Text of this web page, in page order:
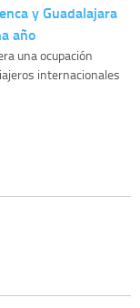
y Guadalajara
año
una ocupación
internacionales